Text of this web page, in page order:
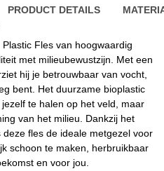
PRODUCT DETAILS
Fles van hoogwaardig
met milieubewustzijn. Met een
hij je betrouwbaar van vocht,
bent. Het duurzame bioplastic
te halen op het veld, maar
van het milieu. Dankzij het
fles de ideale metgezel voor
schoon te maken, herbruikbaar
en voor jou.